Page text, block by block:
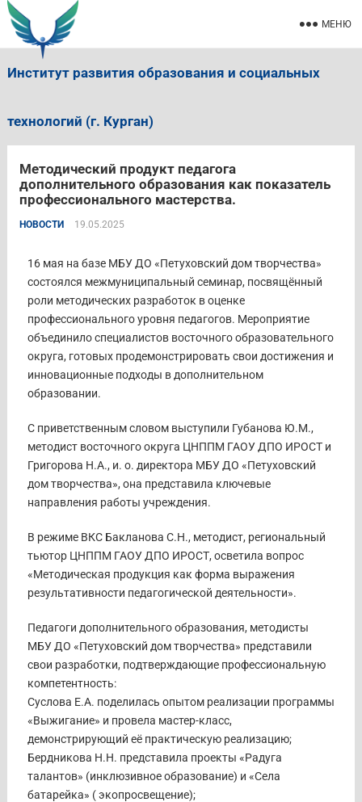
Институт развития образования и социальных
технологий (г. Курган)
МЕНЮ
Методический продукт педагога
дополнительного образования как показатель
профессионального мастерства.
НОВОСТИ 19.05.2025
16 мая на базе МБУ ДО «Петуховский дом творчества»
состоялся межмуниципальный семинар, посвящённый
роли методических разработок в оценке
профессионального уровня педагогов. Мероприятие
объединило специалистов восточного образовательного
округа, готовых продемонстрировать свои достижения и
инновационные подходы в дополнительном
образовании.
С приветственным словом выступили Губанова Ю.М.,
методист восточного округа ЦНППМ ГАОУ ДПО ИРОСТ и
Григорова Н.А., и. о. директора МБУ ДО «Петуховский
дом творчества», она представила ключевые
направления работы учреждения.
В режиме ВКС Бакланова С.Н., методист, региональный
тьютор ЦНППМ ГАОУ ДПО ИРОСТ, осветила вопрос
«Методическая продукция как форма выражения
результативности педагогической деятельности».
Педагоги дополнительного образования, методисты
МБУ ДО «Петуховский дом творчества» представили
свои разработки, подтверждающие профессиональную
компетентность:
Суслова Е.А. поделилась опытом реализации программы
«Выжигание» и провела мастер-класс,
демонстрирующий её практическую реализацию;
Бердникова Н.Н. представила проекты «Радуга
талантов» (инклюзивное образование) и «Села
батарейка» ( экопросвещение);